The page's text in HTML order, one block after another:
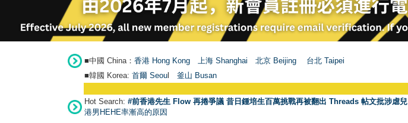
■中國 China： 香港 Hong Kong 上海 Shanghai 北京 Beijing 台北 Taipei
■韓國 Korea: 首爾 Seou 釜山 Busan
Hot Search: #前香港先生 Flow 再捲爭議 昔日鍾培生百萬挑戰再被翻出 Threads 帖文批涉虐兒
港男HEHE率漸高的原因